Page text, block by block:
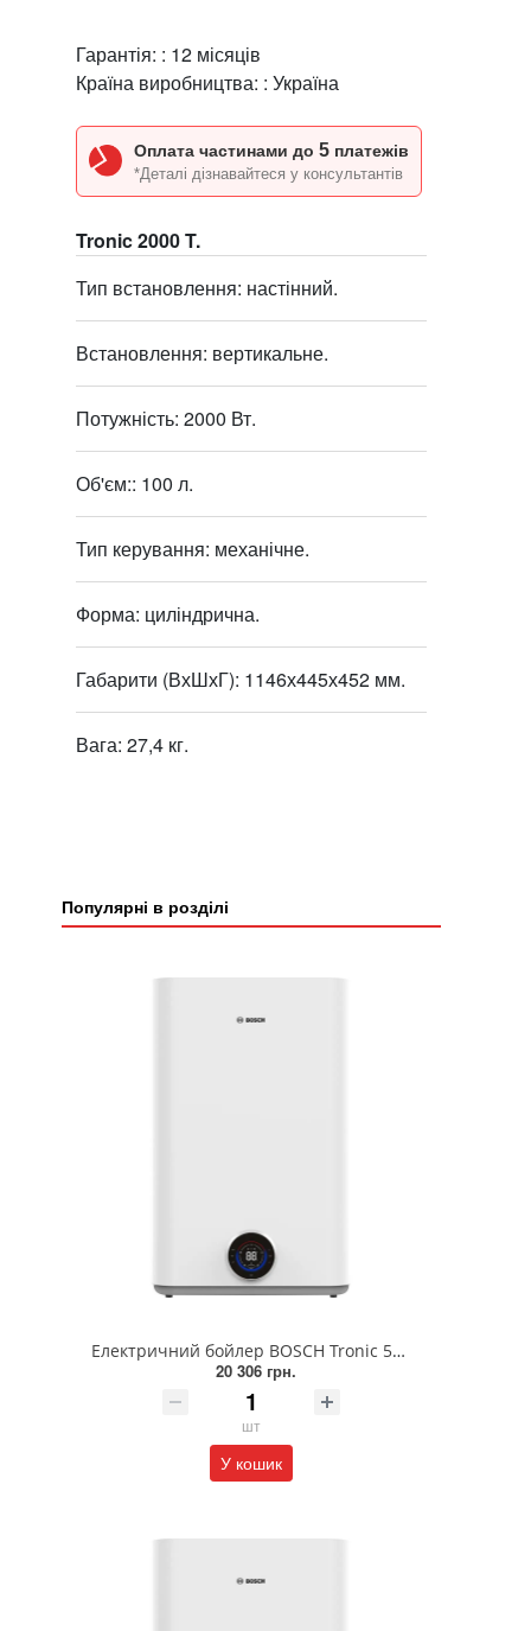
Гарантія: : 12 місяців
Країна виробництва: : Україна
Оплата частинами до 5 платежів
*Деталі дізнавайтеся у консультантів
Tronic 2000 T.
Тип встановлення: настінний.
Встановлення: вертикальне.
Потужність: 2000 Вт.
Об'єм:: 100 л.
Тип керування: механічне.
Форма: циліндрична.
Габарити (ВхШхГ): 1146х445х452 мм.
Вага: 27,4 кг.
Популярні в розділі
Електричний бойлер BOSCH Tronic 5500iT TR5501iT 80 DERB (7736507303)
20 306 грн.
шт
У кошик